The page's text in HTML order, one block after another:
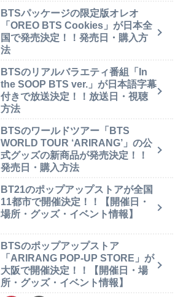
BTSパッケージの限定版オレオ
「OREO BTS Cookies」が日本全
国で発売決定！！発売日・購入方
法
BTSのリアルバラエティ番組「In
the SOOP BTS ver.」が日本語字幕
付きで放送決定！！放送日・視聴
方法
BTSのワールドツアー「BTS
WORLD TOUR ‘ARIRANG’」の公
式グッズの新商品が発売決定！！
発売日・購入方法
BT21のポップアップストアが全国
11都市で開催決定！！【開催日・
場所・グッズ・イベント情報】
BTSのポップアップストア
「ARIRANG POP-UP STORE」が
大阪で開催決定！！【開催日・場
所・グッズ・イベント情報】